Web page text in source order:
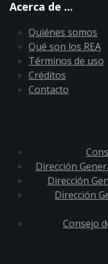
Acerca de ...
Quiénes somos
Qué son los REA
Términos de uso
Créditos
Contacto
Dirección
Dirección
Dirección
Consejo